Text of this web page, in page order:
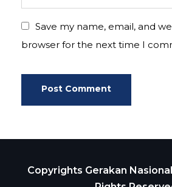
Save my name, email, and
browser for the next time I
Copyrights Gerakan